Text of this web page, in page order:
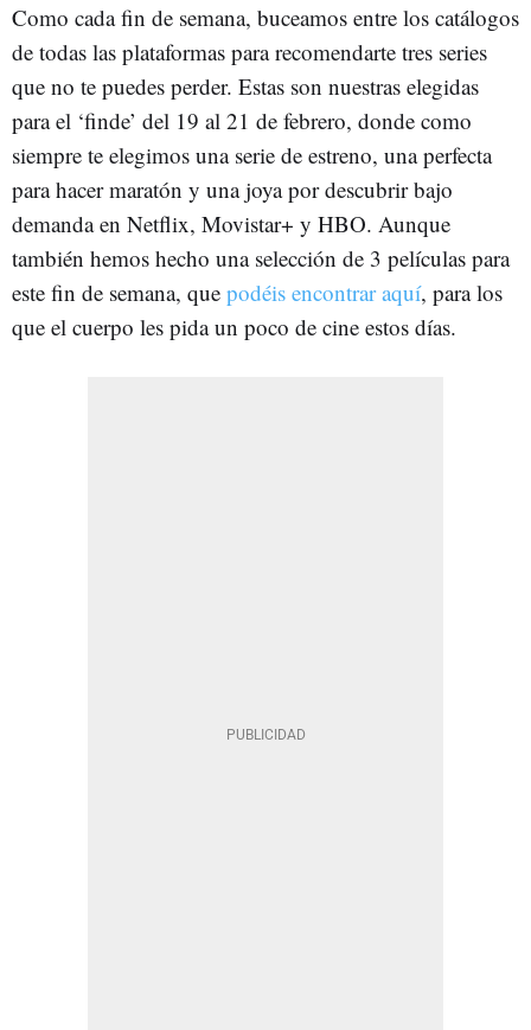
Como cada fin de semana, buceamos entre los catálogos
de todas las plataformas para recomendarte tres series
que no te puedes perder. Estas son nuestras elegidas
para el ‘finde’ del 19 al 21 de febrero, donde como
siempre te elegimos una serie de estreno, una perfecta
para hacer maratón y una joya por descubrir bajo
demanda en Netflix, Movistar+ y HBO. Aunque
también hemos hecho una selección de 3 películas para
este fin de semana, que podéis encontrar aquí, para los
que el cuerpo les pida un poco de cine estos días.